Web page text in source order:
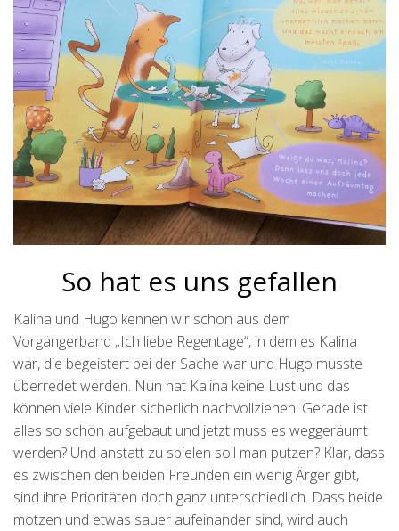
So hat es uns gefallen
Kalina und Hugo kennen wir schon aus dem
Vorgängerband „Ich liebe Regentage“, in dem es Kalina
war, die begeistert bei der Sache war und Hugo musste
überredet werden. Nun hat Kalina keine Lust und das
können viele Kinder sicherlich nachvollziehen. Gerade ist
alles so schön aufgebaut und jetzt muss es weggeräumt
werden? Und anstatt zu spielen soll man putzen? Klar, dass
es zwischen den beiden Freunden ein wenig Ärger gibt,
sind ihre Prioritäten doch ganz unterschiedlich. Dass beide
motzen und etwas sauer aufeinander sind, wird auch